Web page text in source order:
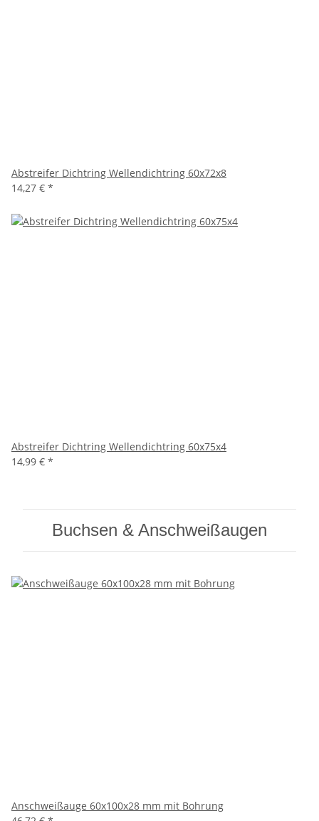
Abstreifer Dichtring Wellendichtring 60x72x8
14,27 € *
Abstreifer Dichtring Wellendichtring 60x75x4
14,99 € *
Buchsen & Anschweißaugen
Anschweißauge 60x100x28 mm mit Bohrung